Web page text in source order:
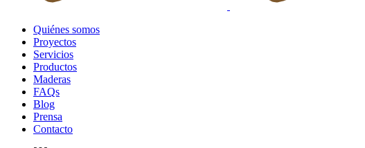
Quiénes somos
Proyectos
Servicios
Productos
Maderas
FAQs
Blog
Prensa
Contacto